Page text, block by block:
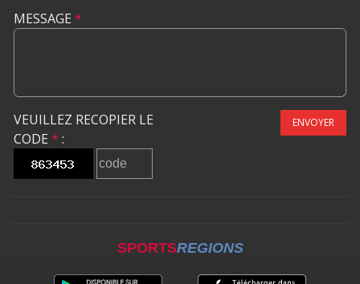
MESSAGE *
VEUILLEZ RECOPIER LE
CODE * :
ENVOYER
SPORTSREGIONS